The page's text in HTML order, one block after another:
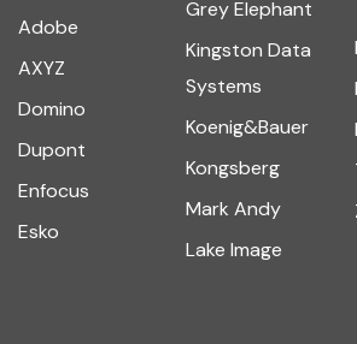
Adobe
AXYZ
Domino
Dupont
Enfocus
Esko
Grey Elephant
Kingston Data
Systems
Koenig&Bauer
Kongsberg
Mark Andy
Lake Image